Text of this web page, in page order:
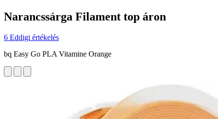
Narancssárga Filament top áron
6 Eddigi értékelés
bq Easy Go PLA Vitamine Orange